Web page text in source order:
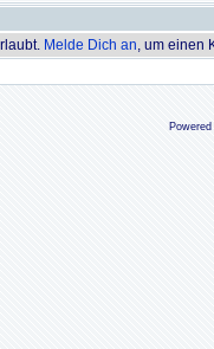
Melde Dich an, um einen